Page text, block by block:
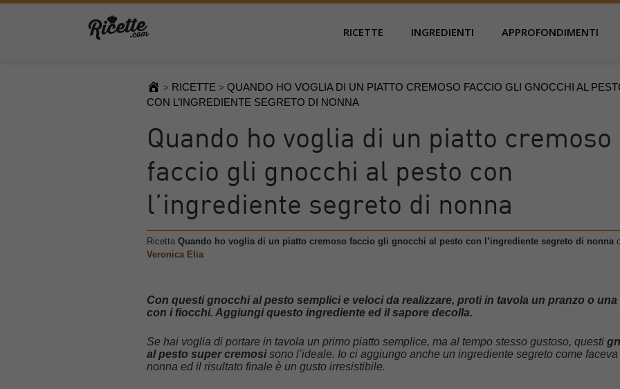
RICETTE INGREDIENTI APPROFONDIMENTI
> RICETTE > QUANDO HO VOGLIA DI UN PIATTO CREMOSO FACCIO GLI GNOCCHI AL
CON L’INGREDIENTE SEGRETO DI NONNA
Quando ho voglia di un piatto cremoso
faccio gli gnocchi al pesto con
l’ingrediente segreto di nonna
Ricetta Quando ho voglia di un piatto cremoso faccio gli gnocchi al pesto con l’ingrediente segreto di nonna
Veronica Elia
Con questi gnocchi al pesto semplici e veloci da realizzare, proti in tavola un pranzo o una
con i fiocchi. Aggiungi questo ingrediente ed il sapore decolla.
Se hai voglia di portare in tavola un primo piatto semplice, ma al tempo stesso gustoso, questi
al pesto super cremosisono l’ideale. Io ci aggiungo anche un ingrediente segreto come faceva
nonna ed il risultato finale è un gusto irresistibile.